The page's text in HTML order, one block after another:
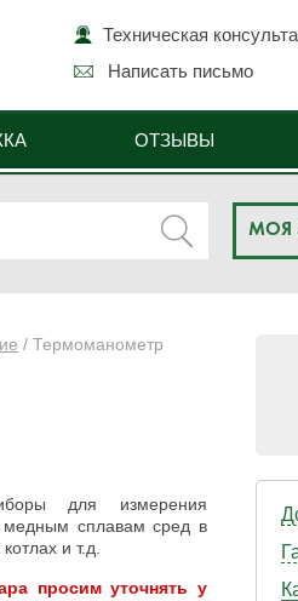
Техническая
Написать письмо
ОТЗЫВЫ
МОЯ
/ Термоманометр
для измерения
медным сплавам сред в
и т.д.
просим уточнять у